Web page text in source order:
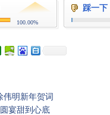
100.00%
踩一下
伟明新年贺词
宴甜到心底